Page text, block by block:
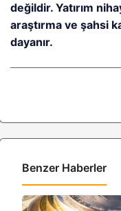
değildir. Yatırım
araştırma ve şahsi
dayanır.
Benzer Haberler